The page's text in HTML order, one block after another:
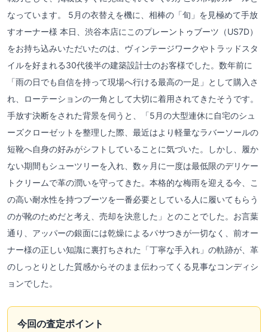
なっています。 5月の衣替えを機に、相棒の「旬」を見極めて手放
すオーナー様 本日、渋谷本店にこのプレーントゥブーツ（US7D）
をお持ち込みいただいたのは、ヴィンテージワークやトラッドスタ
イルを好まれる30代後半の建築設計士のお客様でした。数年前に
「雨の日でも自信を持って現場へ行ける最高の一足」として購入さ
れ、ローテーションの一角として大切に着用されてきたそうです。
手放す決断をされた背景を伺うと、「5月の大型連休に自宅のシュ
ーズクローゼットを整理した際、最近はより軽量なラバーソールの
短靴へ自身の好みがシフトしていることに気づいた。しかし、履か
ない期間もシューツリーを入れ、数ヶ月に一度は最低限のデリケー
トクリームで革の潤いを守ってきた。本格的な梅雨を迎える今、こ
の高い耐水性を持つブーツを一番必要としている人に履いてもらう
のが靴のためだと考え、売却を決意した」とのことでした。お言葉
通り、アッパーの銀面には乾燥によるパサつきが一切なく、前オー
ナー様の正しい知識に裏打ちされた「丁寧な手入れ」の軌跡が、革
のしっとりとした質感からそのまま伝わってくる見事なコンディシ
ョンでした。
今回の査定ポイント